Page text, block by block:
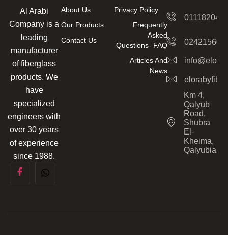
Al Arabi
Company is a
leading
manufacturer
of fiberglass
products. We
have
specialized
engineers with
over 30 years
of experience
since 1988.
About Us
Our Products
Contact Us
Privacy Policy
Frequently
Asked
Questions- FAQ
Articles And
News
Km 4,
Qalyub
Road,
Shubra
El-
Kheima,
Qalyubia